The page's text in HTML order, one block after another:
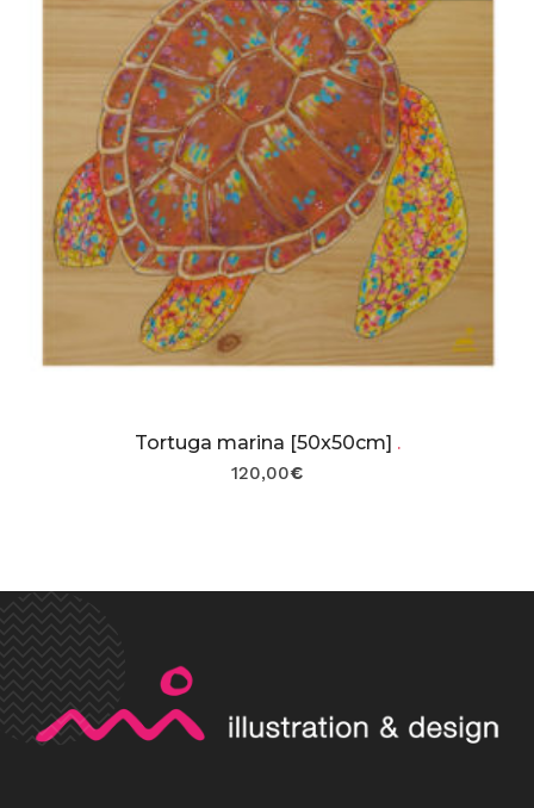
Tortuga marina [50x50cm] .
120,00€